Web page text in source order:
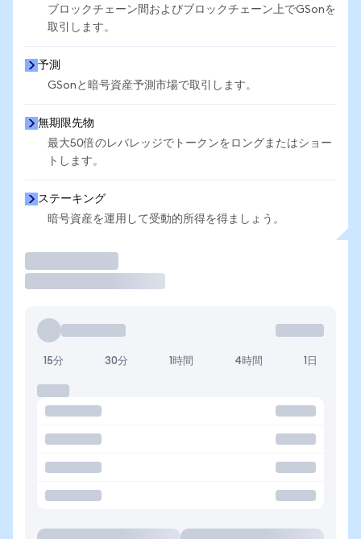
ブロックチェーン間およびブロックチェーン上でGSonを
取引します。
予測
GSonと暗号資産予測市場で取引します。
無期限先物
最大50倍のレバレッジでトークンをロングまたはショー
トします。
ステーキング
暗号資産を運用して受動的所得を得ましょう。
15分 30分 1時間 4時間 1日